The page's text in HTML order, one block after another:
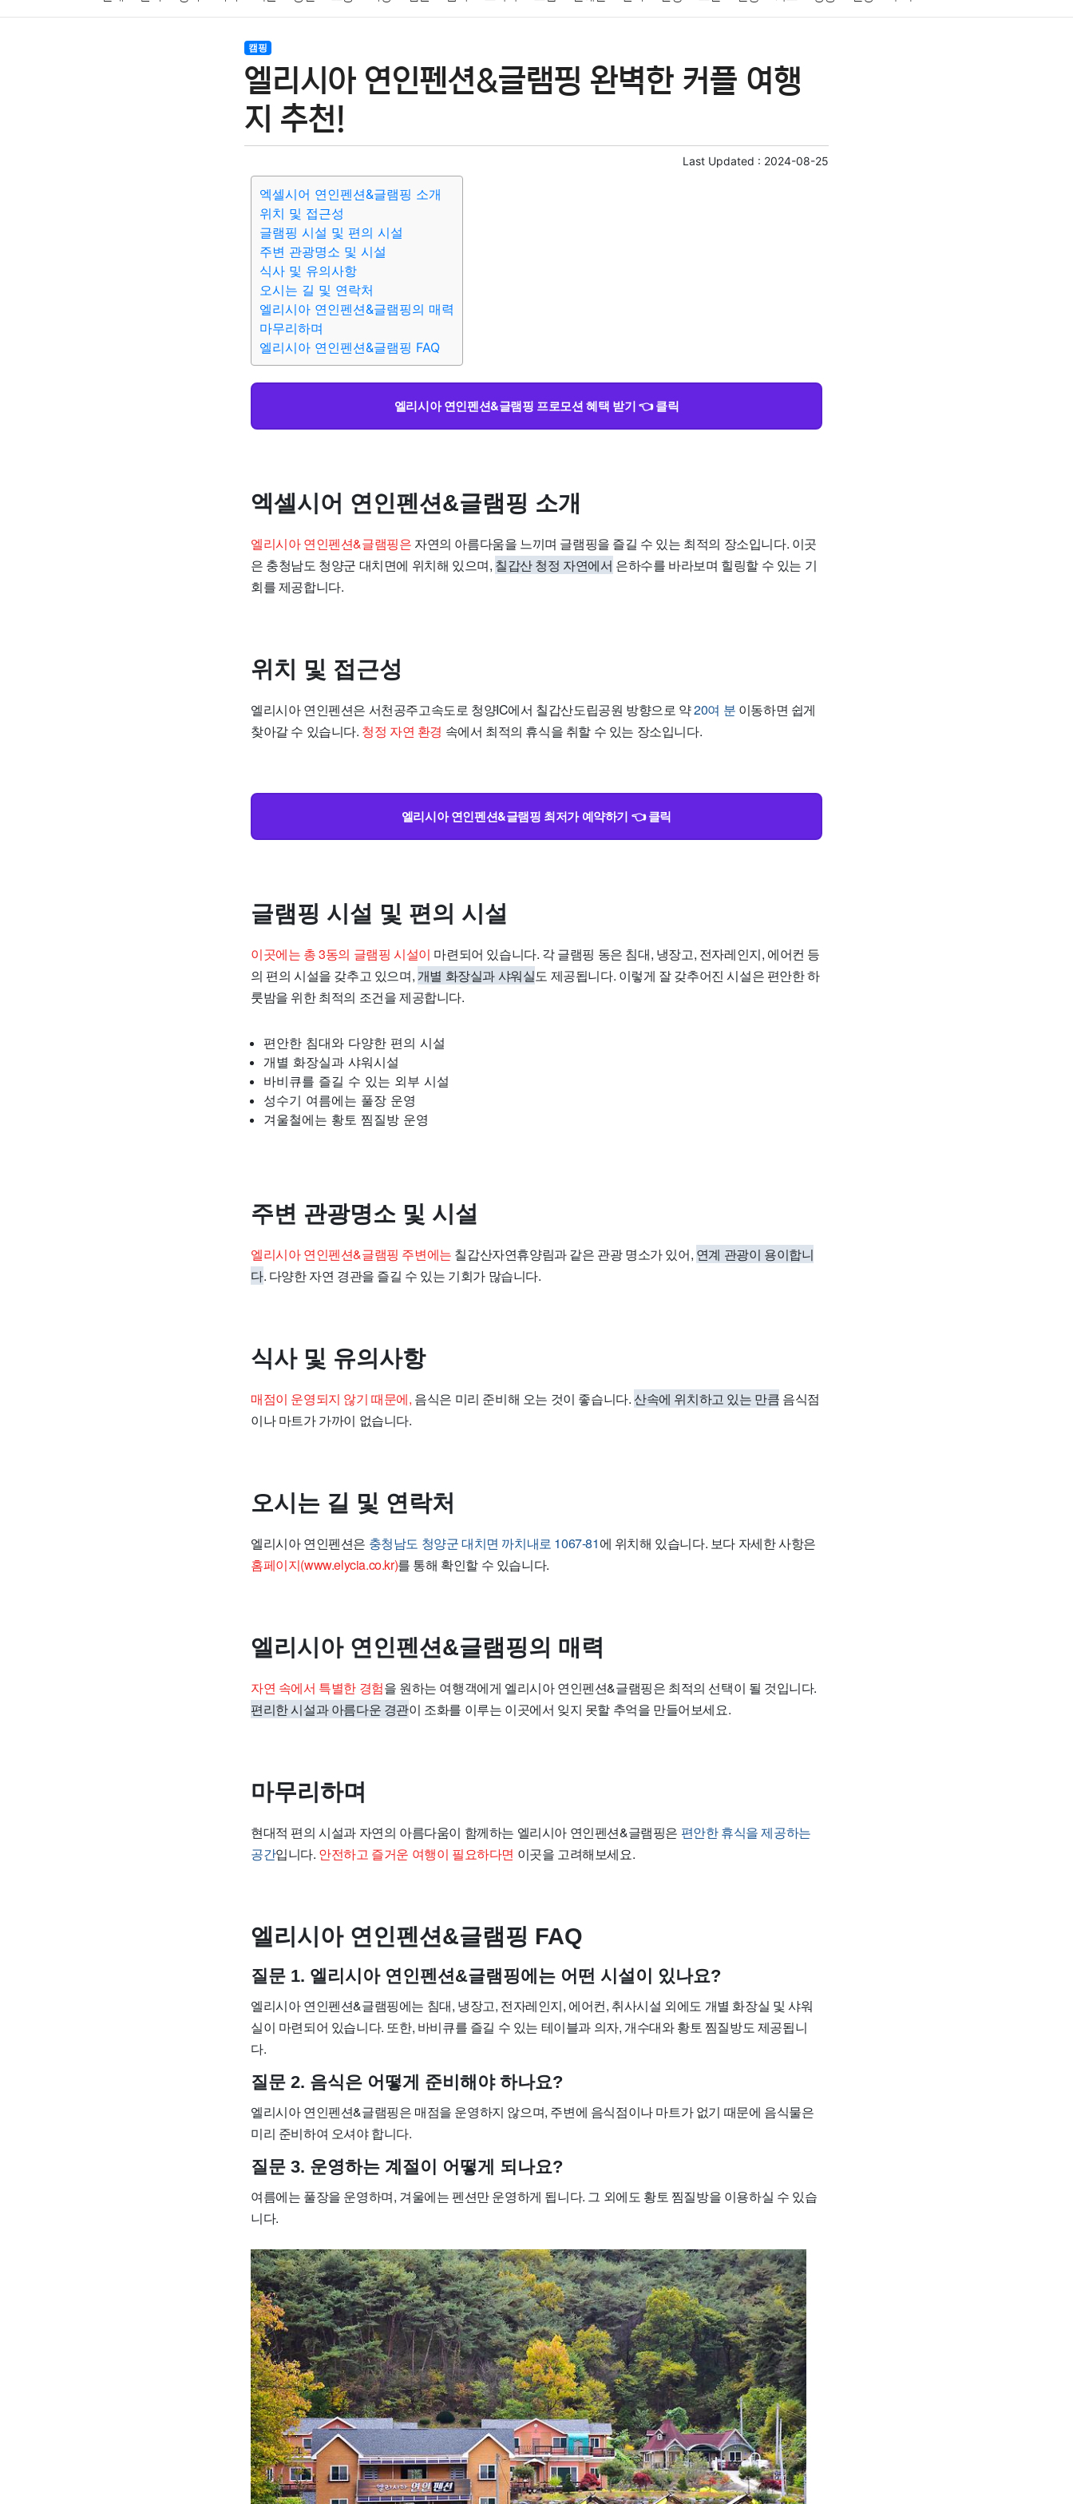
결혼 육아
기술 종교 사회 정치 건강 의료 의학 경제 마케팅 부동산 외국어 교육 교통 생활
캠핑
엘리시아 연인펜션&글램핑 완벽한 커플 여행
지 추천!
Last Updated : 2024-08-25
엑셀시어 연인펜션&글램핑 소개
위치 및 접근성
글램핑 시설 및 편의 시설
주변 관광명소 및 시설
식사 및 유의사항
오시는 길 및 연락처
엘리시아 연인펜션&글램핑의 매력
마무리하며
엘리시아 연인펜션&글램핑 FAQ
엘리시아 연인펜션&글램핑 프로모션 혜택 받기 👈 클릭
엑셀시어 연인펜션&글램핑 소개
엘리시아 연인펜션&글램핑은 자연의 아름다움을 느끼며 글램핑을 즐길 수 있는 최적의 장소입니다. 이곳
은 충청남도 청양군 대치면에 위치해 있으며, 칠갑산 청정 자연에서 은하수를 바라보며 힐링할 수 있는 기
회를 제공합니다.
위치 및 접근성
엘리시아 연인펜션은 서천공주고속도로 청양IC에서 칠갑산도립공원 방향으로 약20여 분 이동하면 쉽게
찾아갈 수 있습니다. 청정 자연 환경 속에서 최적의 휴식을 취할 수 있는 장소입니다.
엘리시아 연인펜션&글램핑 최저가 예약하기 👈 클릭
글램핑 시설 및 편의 시설
이곳에는 총 3동의 글램핑 시설이 마련되어 있습니다. 각 글램핑 동은 침대, 냉장고, 전자레인지, 에어컨 등
의 편의 시설을 갖추고 있으며, 개별 화장실과 샤워실도 제공됩니다. 이렇게 잘 갖추어진 시설은 편안한 하
룻밤을 위한 최적의 조건을 제공합니다.
편안한 침대와 다양한 편의 시설
개별 화장실과 샤워시설
바비큐를 즐길 수 있는 외부 시설
성수기 여름에는 풀장 운영
겨울철에는 황토 찜질방 운영
주변 관광명소 및 시설
엘리시아 연인펜션&글램핑 주변에는 칠갑산자연휴양림과 같은 관광 명소가 있어, 연계 관광이 용이합니
다. 다양한 자연 경관을 즐길 수 있는 기회가 많습니다.
식사 및 유의사항
매점이 운영되지 않기 때문에, 음식은 미리 준비해 오는 것이 좋습니다.산속에 위치하고 있는 만큼 음식점
이나 마트가 가까이 없습니다.
오시는 길 및 연락처
엘리시아 연인펜션은 충청남도 청양군 대치면 까치내로 1067-81에 위치해 있습니다. 보다 자세한 사항은
홈페이지(www.elycia.co.kr)를 통해 확인할 수 있습니다.
엘리시아 연인펜션&글램핑의 매력
자연 속에서 특별한 경험을 원하는 여행객에게 엘리시아 연인펜션&글램핑은 최적의 선택이 될 것입니다.
편리한 시설과 아름다운 경관이 조화를 이루는 이곳에서 잊지 못할 추억을 만들어보세요.
마무리하며
현대적 편의 시설과 자연의 아름다움이 함께하는 엘리시아 연인펜션&글램핑은 편안한 휴식을 제공하는
공간입니다. 안전하고 즐거운 여행이 필요하다면 이곳을 고려해보세요.
엘리시아 연인펜션&글램핑 FAQ
질문 1. 엘리시아 연인펜션&글램핑에는 어떤 시설이 있나요?
엘리시아 연인펜션&글램핑에는 침대, 냉장고, 전자레인지, 에어컨, 취사시설 외에도 개별 화장실 및 샤워
실이 마련되어 있습니다. 또한, 바비큐를 즐길 수 있는 테이블과 의자, 개수대와 황토 찜질방도 제공됩니
다.
질문 2. 음식은 어떻게 준비해야 하나요?
엘리시아 연인펜션&글램핑은 매점을 운영하지 않으며, 주변에 음식점이나 마트가 없기 때문에 음식물은
미리 준비하여 오셔야 합니다.
질문 3. 운영하는 계절이 어떻게 되나요?
여름에는 풀장을 운영하며, 겨울에는 펜션만 운영하게 됩니다. 그 외에도 황토 찜질방을 이용하실 수 있습
니다.